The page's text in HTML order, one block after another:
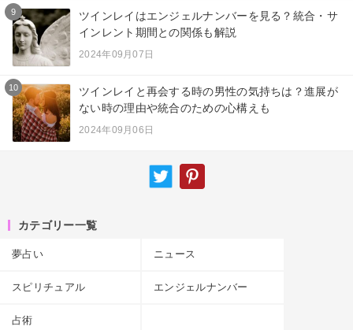
9
ツインレイはエンジェルナンバーを見る？統合・サ
インレント期間との関係も解説
2024年09月07日
10
ツインレイと再会する時の男性の気持ちは？進展が
ない時の理由や統合のための心構えも
2024年09月06日
カテゴリー一覧
夢占い ニュース
スピリチュアル エンジェルナンバー
占術